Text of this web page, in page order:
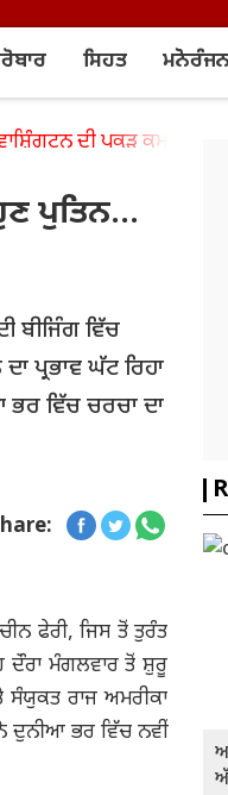
ਸਿਹਤ
ਦੀ ਪਕੜ ਕਮਜ਼ੋਰ ਤੇ
ਪੁਤਿਨ…
ਬੀਜਿੰਗ ਵਿੱਚ
ਪ੍ਰਭਾਵ ਘੱਟ ਰਿਹਾ
ਭਰ ਵਿੱਚ ਚਰਚਾ ਦਾ
ਫੇਰੀ, ਜਿਸ ਤੋਂ ਤੁਰੰਤ
ਦੌਰਾ ਮੰਗਲਵਾਰ ਤੋਂ ਸ਼ੁਰੂ
ਰਾਜ ਅਮਰੀਕਾ
ਦੁਨੀਆ ਭਰ ਵਿੱਚ ਨਵੀਂ